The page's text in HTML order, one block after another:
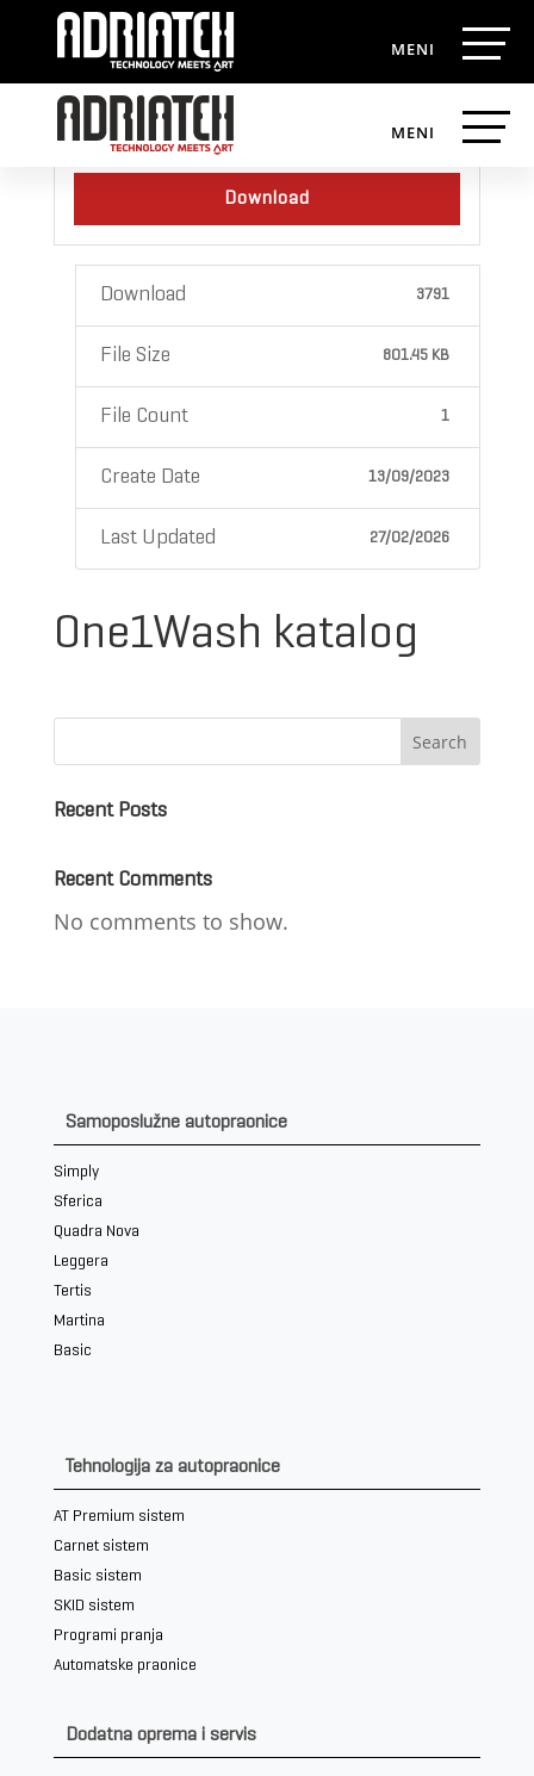
One1Wash katalog
Download
Download 3791
File Size 801.45 KB
File Count 1
Create Date 13/09/2023
Last Updated 27/02/2026
One1Wash katalog
Search
Recent Posts
Recent Comments
No comments to show.
Samoposlužne autopraonice
Simply
Sferica
Quadra Nova
Leggera
Tertis
Martina
Basic
Tehnologija za autopraonice
AT Premium sistem
Carnet sistem
Basic sistem
SKID sistem
Programi pranja
Automatske praonice
Dodatna oprema i servis